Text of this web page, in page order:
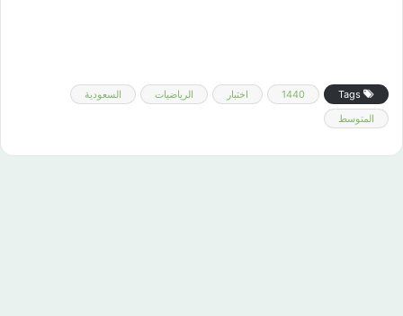
1440 اختبار الرياضيات
السعودية
المتوسط